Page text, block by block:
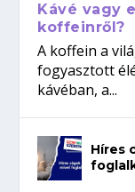
Kávé vagy
koffeinről?
A koffein a
fogyasztott
kávéban, a...
Híres